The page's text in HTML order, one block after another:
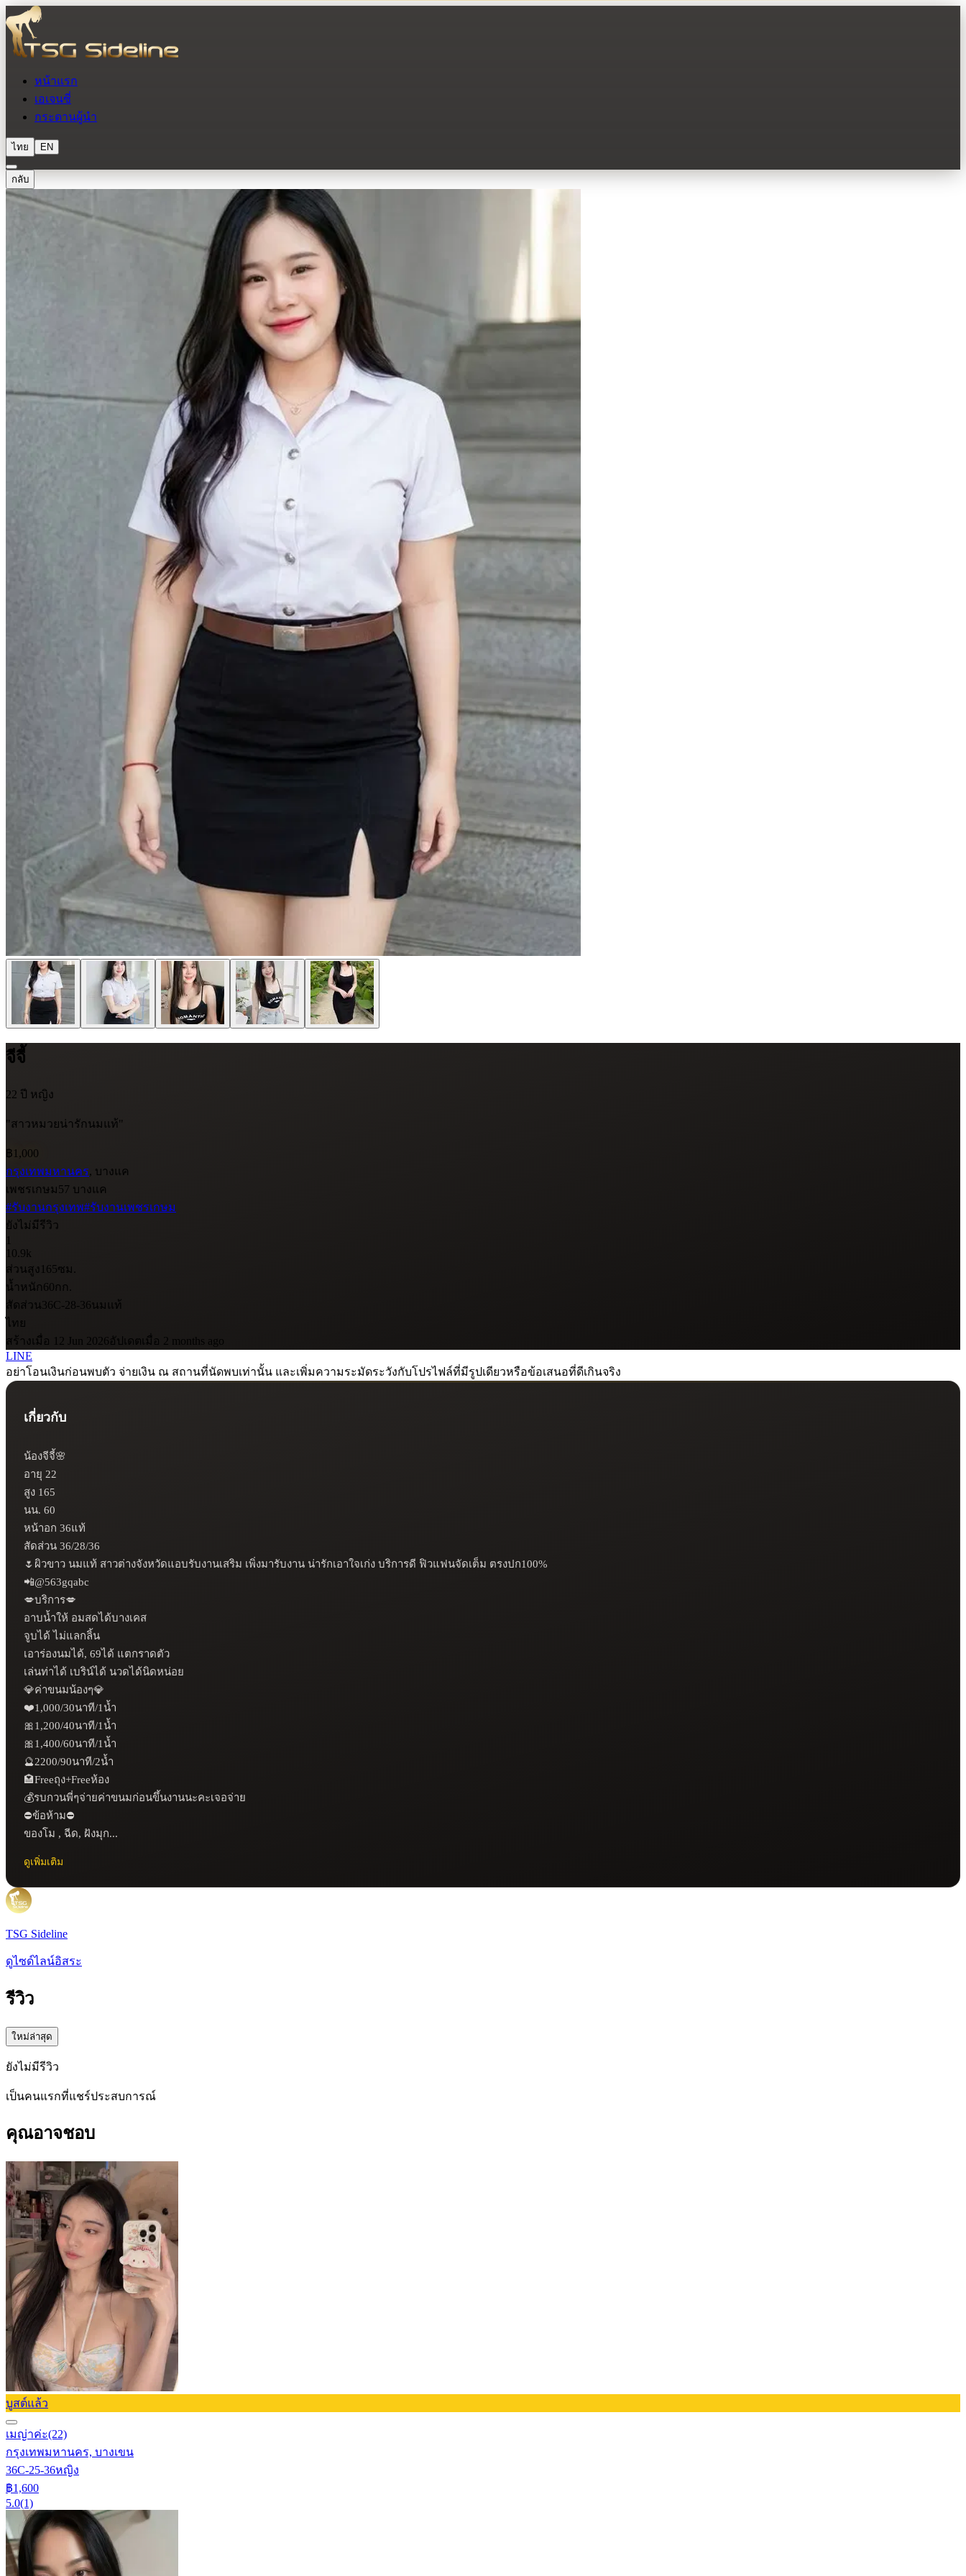
หน้าแรก
เอเจนซี่
กระดานผู้นำ
ไทย EN
กลับ
จีจี้
22 ปี หญิง
"สาวหมวยน่ารักนมแท้"
฿1,000
กรุงเทพมหานคร, บางแค
เพชรเกษม57 บางแค
#รับงานกรุงเทพ#รับงานเพชรเกษม
ยังไม่มีรีวิว
1
10.9k
ส่วนสูง 165ซม.
น้ำหนัก60กก.
สัดส่วน 36C-28-36นมแท้
ไทย
สร้างเมื่อ 12 Jun 2026อัปเดตเมื่อ 2 months ago
LINE
อย่าโอนเงินก่อนพบตัว จ่ายเงิน ณ สถานที่นัดพบเท่านั้น และเพิ่มความระมัดระวังกับโปรไฟล์ที่มีรูปเดียวหรือข้อเสนอที่ดีเกินจริง
เกี่ยวกับ
น้องจีจี้🌸
อายุ 22
สูง 165
นน. 60
หน้าอก 36แท้
สัดส่วน 36/28/36
🌷ผิวขาว นมแท้ สาวต่างจังหวัดแอบรับงานเสริม เพิ่งมารับงาน น่ารักเอาใจเก่ง บริการดี ฟิวแฟนจัดเต็ม ตรงปก100%
📲@563gqabc
💋บริการ💋
อาบน้ำให้ อมสดได้บางเคส
จูบได้ ไม่แลกลิ้น
เอาร่องนมได้, 69ได้ แตกราดตัว
เล่นท่าได้ เบริน์ได้ นวดได้นิดหน่อย
💎ค่าขนมน้องๆ💎
❤️1,000/30นาที/1น้ำ
🎀1,200/40นาที/1น้ำ
🎀1,400/60นาที/1น้ำ
🔮2200/90นาที/2น้ำ
🏩Freeถุง+Freeห้อง
💰รบกวนพี่ๆจ่ายค่าขนมก่อนขึ้นงานนะคะเจอจ่าย
⛔ข้อห้าม⛔
ของโม , ฉีด, ฝังมุก...
ดูเพิ่มเติม
TSG Sideline
ดูไซด์ไลน์อิสระ
รีวิว
ใหม่ล่าสุด
ยังไม่มีรีวิว
เป็นคนแรกที่แชร์ประสบการณ์
คุณอาจชอบ
บูสต์แล้ว
เมญ่าค่ะ(22)
กรุงเทพมหานคร, บางเขน
36C-25-36หญิง
฿1,600
5.0(1)